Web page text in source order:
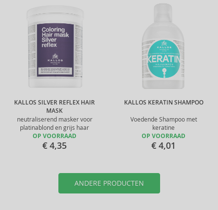
KALLOS SILVER REFLEX HAIR
MASK
neutraliserend masker voor
platinablond en grijs haar
OP VOORRAAD
€ 4,35
KALLOS KERATIN SHAMPOO
Voedende Shampoo met
keratine
OP VOORRAAD
€ 4,01
ANDERE PRODUCTEN